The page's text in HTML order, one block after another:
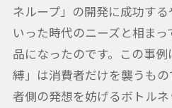
ネループ」の開発に成功す
いった時代のニーズと相ま
品になったのです。この事
縛」は消費者だけを襲うも
者側の発想を妨げるボトル